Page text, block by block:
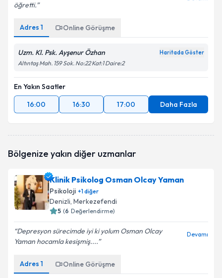
öğretti.
Adres 1 Online Görüşme
Uzm. Kl. Psk. Ayşenur Özhan Haritada Göster
Altıntaş Mah. 159 Sok. No:22 Kat:1 Daire:2
En Yakın Saatler
16:00
16:30 17:00 Daha Fazla
Bölgenize yakın diğer uzmanlar
Klinik Psikolog Osman Olcay Yaman
Psikoloji +1diğer
Denizli, Merkezefendi
5 (6 Değerlendirme)
Depresyon sürecimde iyi ki yolum Osman Olcay
Yaman hocamla kesişmiş....
Devamı
Adres 1 Online Görüşme